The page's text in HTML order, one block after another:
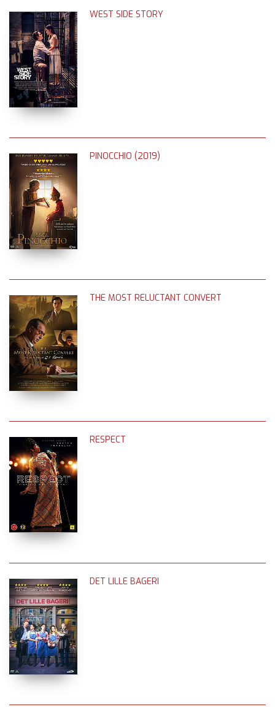
WEST SIDE STORY
PINOCCHIO (2019)
THE MOST RELUCTANT CONVERT
RESPECT
DET LILLE BAGERI